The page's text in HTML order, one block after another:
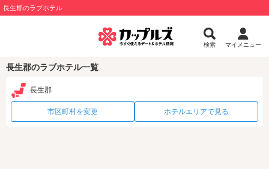
長生郡のラブホテル
検索 マイメニュー
長生郡のラブホテル一覧
長生郡
市区町村を変更 ホテルエリアで見る